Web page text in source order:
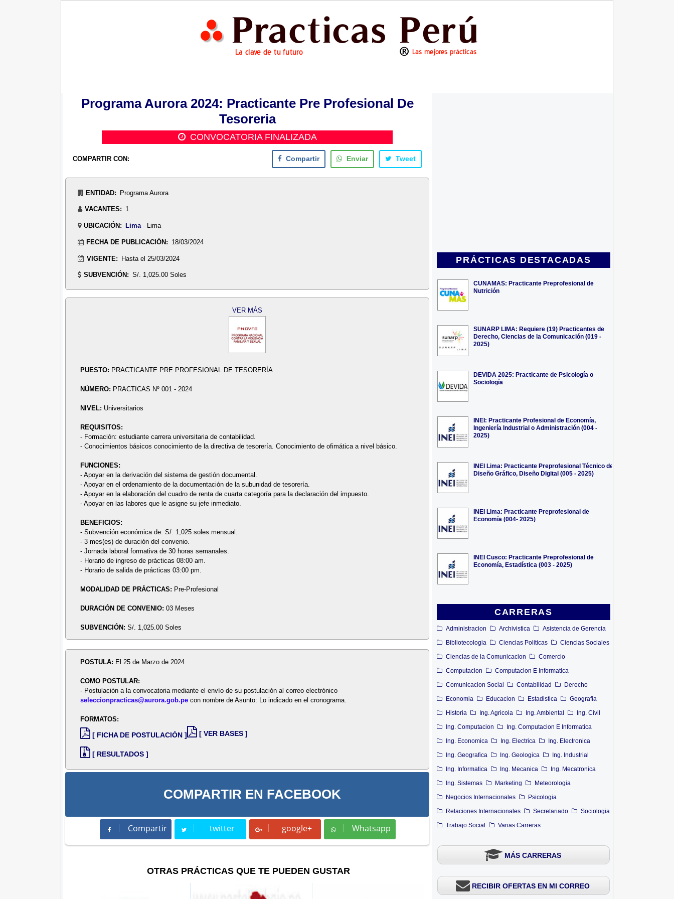
PRÁCTICAS DESTACADAS
CUNAMAS: Practicante Preprofesional de
Nutrición
SUNARP LIMA: Requiere (19) Practicantes de
Derecho, Ciencias de la Comunicación (019 -
2025)
DEVIDA 2025: Practicante de Psicología o
Sociología
INEI: Practicante Profesional de Economía,
Ingeniería Industrial o Administración (004 -
2025)
INEI Lima: Practicante Preprofesional Técnico de
Diseño Gráfico, Diseño Digital (005 - 2025)
INEI Lima: Practicante Preprofesional de
Economía (004- 2025)
INEI Cusco: Practicante Preprofesional de
Economía, Estadística (003 - 2025)
CARRERAS
Administracion Archivistica
Asistencia de Gerencia
Bibliotecologia
Ciencias Politicas
Ciencias Sociales
Ciencias de la Comunicacion
Comercio
Computacion
Computacion E Informatica
Comunicacion Social
Contabilidad
Derecho
Economia
Educacion Estadistica
Geografia
Historia
Ing. Agricola Ing. Ambiental
Ing. Civil
Ing. Computacion
Ing. Computacion E Informatica
Ing. Economica
Ing. Electrica
Ing. Electronica
Ing. Geografica
Ing. Geologica
Ing. Industrial
Ing. Informatica
Ing. Mecanica
Ing. Mecatronica
Ing. Sistemas
Marketing
Meteorologia
Negocios Internacionales
Psicologia
Relaciones Internacionales
Secretariado
Sociologia
Trabajo Social
Varias Carreras
MÁS CARRERAS
RECIBIR OFERTAS EN MI CORREO
Programa Aurora 2024: Practicante Pre Profesional De
Tesoreria
CONVOCATORIA FINALIZADA
COMPARTIR CON: Compartir Enviar Tweet
ENTIDAD: Programa Aurora
VACANTES: 1
UBICACIÓN: Lima- Lima
FECHA DE PUBLICACIÓN: 18/03/2024
VIGENTE: Hasta el 25/03/2024
SUBVENCIÓN: S/. 1,025.00 Soles
VER MÁS
PUESTO: PRACTICANTE PRE PROFESIONAL DE TESORERÍA
NÚMERO: PRACTICAS Nº 001 - 2024
NIVEL: Universitarios
REQUISITOS:
- Formación: estudiante carrera universitaria de contabilidad.
- Conocimientos básicos conocimiento de la directiva de tesorería. Conocimiento de ofimática a nivel básico.
FUNCIONES:
- Apoyar en la derivación del sistema de gestión documental.
- Apoyar en el ordenamiento de la documentación de la subunidad de tesorería.
- Apoyar en la elaboración del cuadro de renta de cuarta categoría para la declaración del impuesto.
- Apoyar en las labores que le asigne su jefe inmediato.
BENEFICIOS:
- Subvención económica de: S/. 1,025 soles mensual.
- 3 mes(es) de duración del convenio.
- Jornada laboral formativa de 30 horas semanales.
- Horario de ingreso de prácticas 08:00 am.
- Horario de salida de prácticas 03:00 pm.
MODALIDAD DE PRÁCTICAS: Pre-Profesional
DURACIÓN DE CONVENIO:03 Meses
SUBVENCIÓN:S/. 1,025.00 Soles
POSTULA: El 25 de Marzo de 2024
COMO POSTULAR:
- Postulación a la convocatoria mediante el envío de su postulación al correo electrónico
seleccionpracticas@aurora.gob.pe con nombre de Asunto: Lo indicado en el cronograma.
FORMATOS:
[ FICHA DE POSTULACIÓN ]
[ RESULTADOS ]
[ VER BASES ]
COMPARTIR EN FACEBOOK
Compartir
Compartir twitter
Tweet google+ Whatsapp
Whatsapp
OTRAS PRÁCTICAS QUE TE PUEDEN GUSTAR